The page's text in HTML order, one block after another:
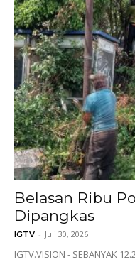
Belasan Ribu
Dipangkas
IGTV - Juli 30, 2026
IGTV.VISION - SEBANYAK